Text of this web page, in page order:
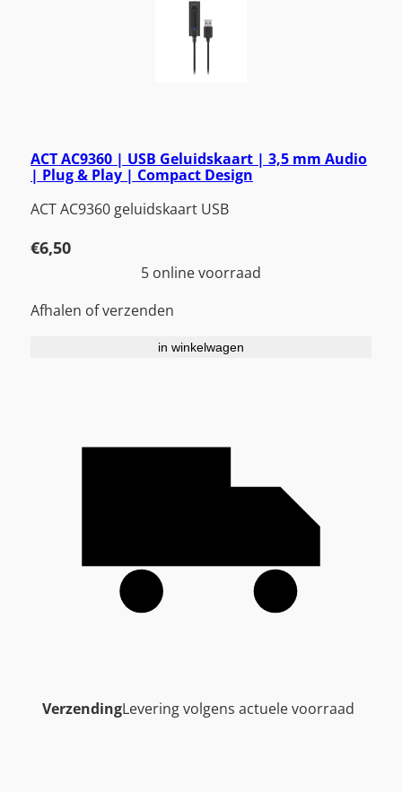
ACT AC9360 | USB Geluidskaart | 3,5 mm Audio
| Plug & Play | Compact Design
ACT AC9360 geluidskaart USB
€6,50
5 online voorraad
Afhalen of verzenden
in winkelwagen
VerzendingLevering volgens actuele voorraad